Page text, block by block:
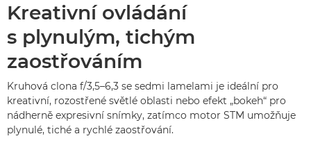
Kreativní ovládání
s plynulým, tichým
zaostřováním
Kruhová clona f/3,5–6,3 se sedmi lamelami je ideální pro
kreativní, rozostřené světlé oblasti nebo efekt „bokeh“ pro
nádherně expresivní snímky, zatímco motor STM umožňuje
plynulé, tiché a rychlé zaostřování.